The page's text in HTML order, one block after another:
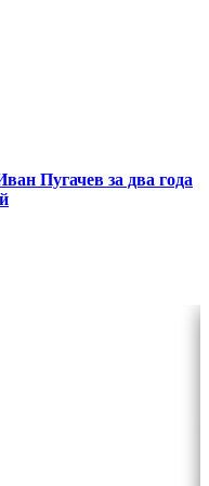
Пугачев за два года